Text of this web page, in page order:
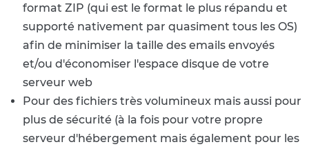
format ZIP (qui est le format le plus répandu et
supporté nativement par quasiment tous les OS)
afin de minimiser la taille des emails envoyés
et/ou d'économiser l'espace disque de votre
serveur web
Pour des fichiers très volumineux mais aussi pour
plus de sécurité (à la fois pour votre propre
serveur d'hébergement mais également pour les